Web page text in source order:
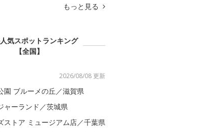
もっと見る
気スポットランキング
【全国】
2026/08/08 更新
園 ブルーメの丘／滋賀県
ャーランド／茨城県
ストア ミュージアム店／千葉県